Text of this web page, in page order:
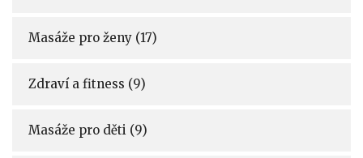
Masáže pro ženy (17)
Zdraví a fitness (9)
Masáže pro děti (9)